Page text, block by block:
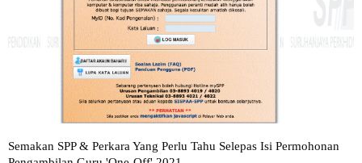
Semakan SPP & Perkara Yang Perlu Tahu Selepas Isi Permohonan